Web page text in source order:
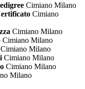
Cimiano Milano
Cimiano
Cimiano Milano
Cimiano Milano
Cimiano Milano
Cimiano Milano
Cimiano Milano
Milano